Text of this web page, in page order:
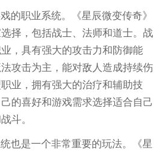
的职业系统。《星辰微变传奇》
择，包括战士、法师和道士。战
，具有强大的攻击力和防御能
攻击为主，能对敌人造成持续伤
业，拥有强大的治疗和辅助技
的喜好和游戏需求选择适合自己
斗。
也是一个非常重要的玩法。《星